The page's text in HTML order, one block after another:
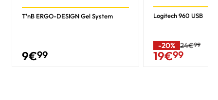
T'nB ERGO-DESIGN Gel System
9€99
Logitech 960 USB
-20% 24€99
19€99